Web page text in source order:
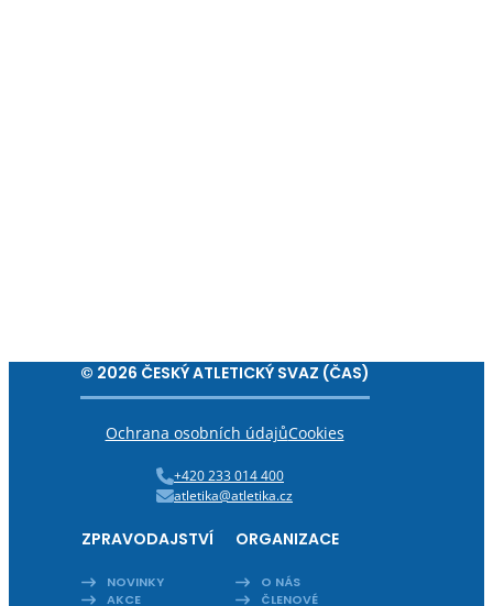
© 2026 ČESKÝ ATLETICKÝ SVAZ (ČAS)
Ochrana osobních údajůCookies
+420 233 014 400
atletika@atletika.cz
ZPRAVODAJSTVÍ
NOVINKY
AKCE
ORGANIZACE
O NÁS
ČLENOVÉ